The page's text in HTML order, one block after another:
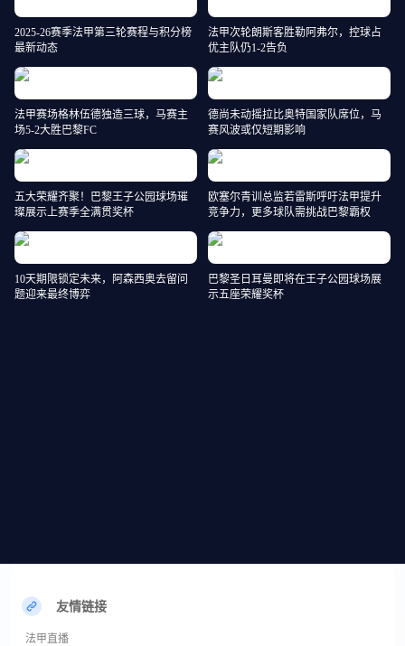
2025-26赛季法甲第三轮赛程与积分榜
最新动态
法甲次轮朗斯客胜勒阿弗尔，控球占
优主队仍1-2告负
法甲赛场格林伍德独造三球，马赛主
场5-2大胜巴黎FC
德尚未动摇拉比奥特国家队席位，马
赛风波或仅短期影响
五大荣耀齐聚！巴黎王子公园球场璀
璨展示上赛季全满贯奖杯
欧塞尔青训总监若雷斯呼吁法甲提升
竞争力，更多球队需挑战巴黎霸权
10天期限锁定未来，阿森西奥去留问
题迎来最终博弈
巴黎圣日耳曼即将在王子公园球场展
示五座荣耀奖杯
友情链接
法甲直播